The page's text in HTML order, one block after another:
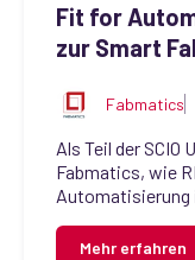
Fit for
zur Smart
Fabmatics
Als Teil der
Fabmatics, wie
Automatisierung
Mehr erfahren